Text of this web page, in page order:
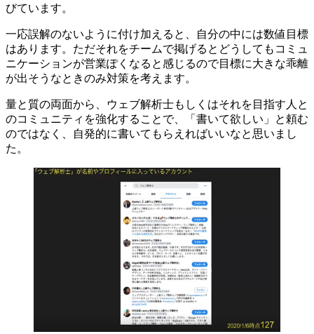
びています。
一応誤解のないように付け加えると、自分の中には数値目標
はあります。ただそれをチームで掲げるとどうしてもコミュ
ニケーションが営業ぽくなると感じるので目標に大きな乖離
が出そうなときのみ対策を考えます。
量と質の両面から、ウェブ解析士もしくはそれを目指す人と
のコミュニティを強化することで、「書いて欲しい」と頼む
のではなく、自発的に書いてもらえればいいなと思いまし
た。